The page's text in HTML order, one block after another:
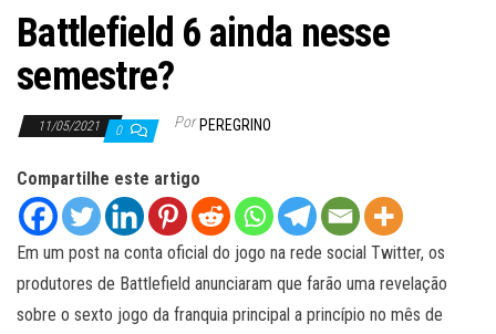
Battlefield 6 ainda nesse
semestre?
11/05/2021 0 Por PEREGRINO
Compartilhe este artigo
Em um post na conta oficial do jogo na rede social Twitter, os
produtores de Battlefield anunciaram que farão uma revelação
sobre o sexto jogo da franquia principal a princípio no mês de